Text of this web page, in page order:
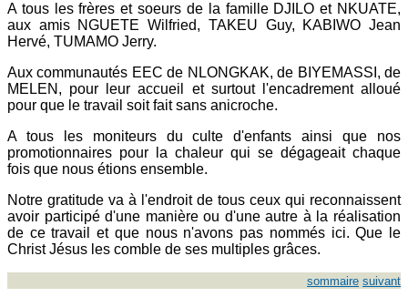
A tous les frères et soeurs de la famille DJILO et NKUATE,
aux amis NGUETE Wilfried, TAKEU Guy, KABIWO Jean
Hervé, TUMAMO Jerry.
Aux communautés EEC de NLONGKAK, de BIYEMASSI, de
MELEN, pour leur accueil et surtout l'encadrement alloué
pour que le travail soit fait sans anicroche.
A tous les moniteurs du culte d'enfants ainsi que nos
promotionnaires pour la chaleur qui se dégageait chaque
fois que nous étions ensemble.
Notre gratitude va à l'endroit de tous ceux qui reconnaissent
avoir participé d'une manière ou d'une autre à la réalisation
de ce travail et que nous n'avons pas nommés ici. Que le
Christ Jésus les comble de ses multiples grâces.
sommaire suivant